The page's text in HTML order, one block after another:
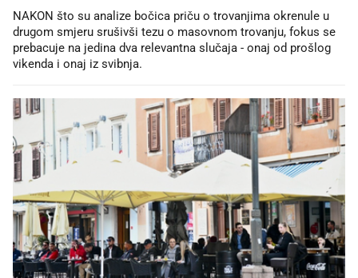
NAKON što su analize bočica priču o trovanjima okrenule u
drugom smjeru srušivši tezu o masovnom trovanju, fokus se
prebacuje na jedina dva relevantna slučaja - onaj od prošlog
vikenda i onaj iz svibnja.